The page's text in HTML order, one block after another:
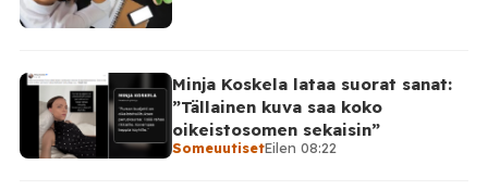
Minja Koskela lataa suorat sanat:
”Tällainen kuva saa koko
oikeistosomen sekaisin”
SomeuutisetEilen 08:22